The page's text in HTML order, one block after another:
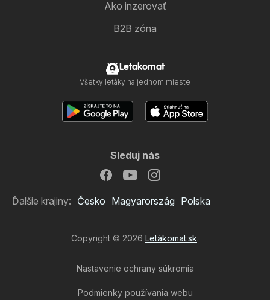
Ako inzerovať
B2B zóna
Letakomat
Všetky letáky na jednom mieste
Sleduj nás
Ďalšie krajiny: Česko Magyarország Polska
Copyright © 2026 Letákomat.sk.
Nastavenie ochrany súkromia
Podmienky používania webu